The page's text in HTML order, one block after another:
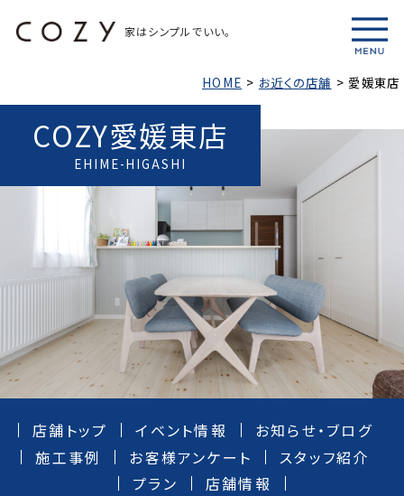
家はシンプルでいい。
HOME > お近くの店舗 > 愛媛東店
COZY愛媛東店
EHIME-HIGASHI
店舗トップ イベント情報
お知らせ・ブログ
施工事例
お客様アンケート
スタッフ紹介
プラン
店舗情報